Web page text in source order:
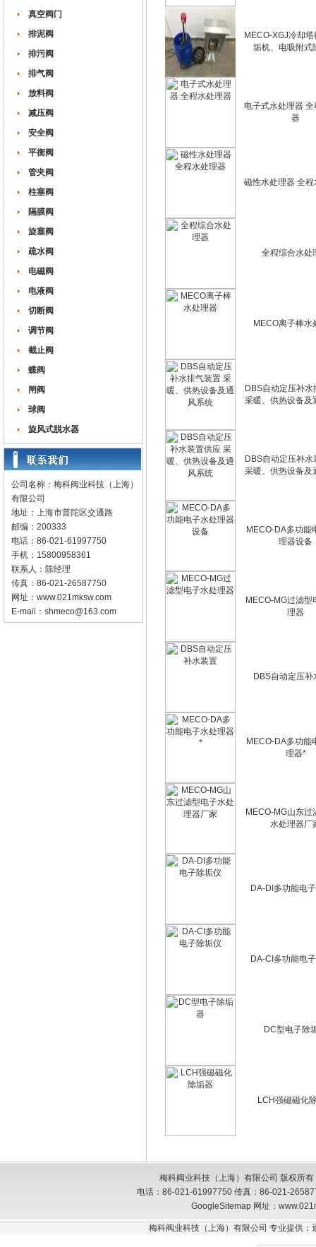
真空阀门
排泥阀
排污阀
排气阀
放料阀
减压阀
安全阀
平衡阀
管夹阀
柱塞阀
隔膜阀
旋塞阀
疏水阀
电磁阀
电液阀
切断阀
调节阀
截止阀
蝶阀
闸阀
球阀
旋风式脱水器
公司名称：梅科阀业科技（上海）
有限公司
地址：上海市普陀区交通路
邮编：200333
电话：86-021-61997750
手机：15800958361
联系人：陈经理
传真：86-021-26587750
网址： www.021mksw.com
E-mail： shmeco@163.com
MECO-XGJ冷却
垢机、电吸附式
电子式水处理器
器
磁性水处理器 全程
全程综合水处
MECO离子棒水
DBS自动定压补水
采暖、供热设备及
DBS自动定压补水
采暖、供热设备及
MECO-DA多功能
理器设备
MECO-MG过滤型
理器
DBS自动定压补
MECO-DA多功能
理器*
MECO-MG山东过
水处理器厂
DA-DI多功能电
DA-CI多功能电
DC型电子除
LCH强磁磁化
梅科阀业科技（上海）有限公司 版权所
电话：86-021-61997750 传真：86-021-
GoogleSitemap网址：
梅科阀业科技（上海）有限公司 专业提供